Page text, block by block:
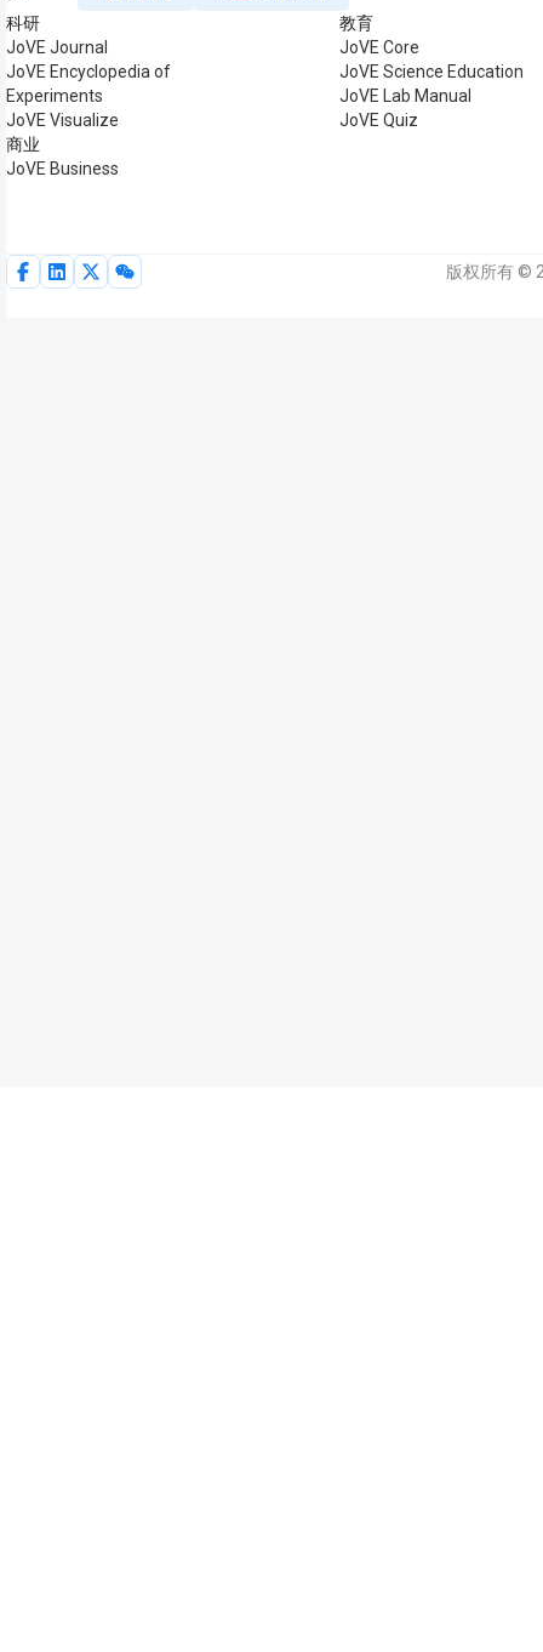
科研
JoVE Journal
JoVE Encyclopedia of
Experiments
JoVE Visualize
商业
JoVE Business
教育
JoVE Core
JoVE Science Education
JoVE Lab Manual
JoVE Quiz
版权所有 ©